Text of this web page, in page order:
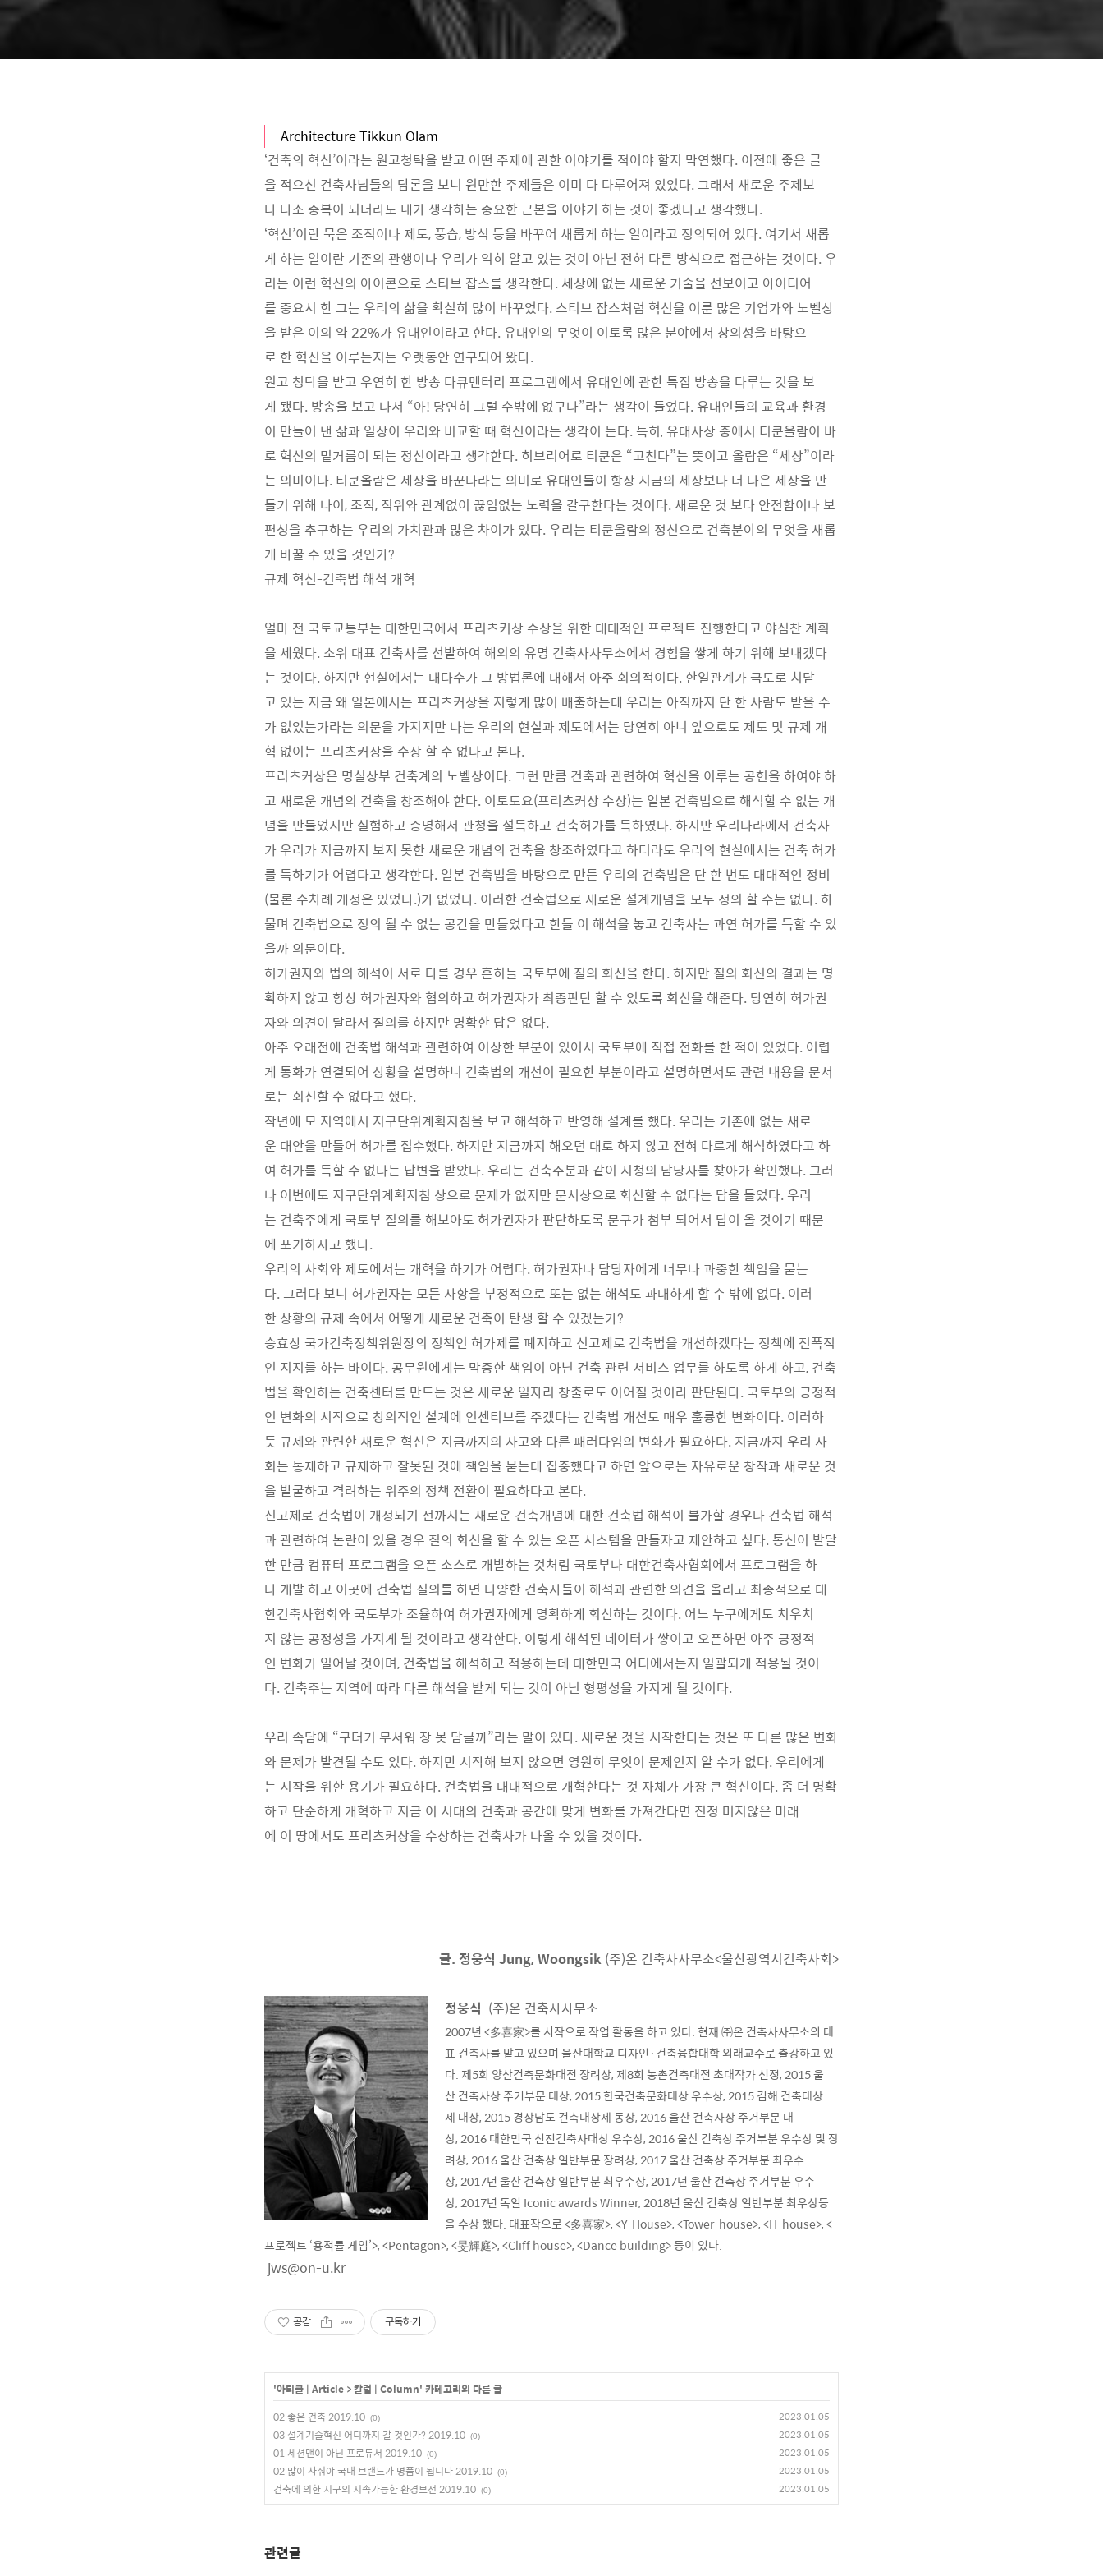
Architecture Tikkun Olam
‘건축의 혁신’이라는 원고청탁을 받고 어떤 주제에 관한 이야기를 적어야 할지 막연했다. 이전에 좋은 글
을 적으신 건축사님들의 담론을 보니 원만한 주제들은 이미 다 다루어져 있었다. 그래서 새로운 주제보
다 다소 중복이 되더라도 내가 생각하는 중요한 근본을 이야기 하는 것이 좋겠다고 생각했다.
‘혁신’이란 묵은 조직이나 제도, 풍습, 방식 등을 바꾸어 새롭게 하는 일이라고 정의되어 있다. 여기서 새롭
게 하는 일이란 기존의 관행이나 우리가 익히 알고 있는 것이 아닌 전혀 다른 방식으로 접근하는 것이다. 우
리는 이런 혁신의 아이콘으로 스티브 잡스를 생각한다. 세상에 없는 새로운 기술을 선보이고 아이디어
를 중요시 한 그는 우리의 삶을 확실히 많이 바꾸었다. 스티브 잡스처럼 혁신을 이룬 많은 기업가와 노벨상
을 받은 이의 약 22%가 유대인이라고 한다. 유대인의 무엇이 이토록 많은 분야에서 창의성을 바탕으
로 한 혁신을 이루는지는 오랫동안 연구되어 왔다.
원고 청탁을 받고 우연히 한 방송 다큐멘터리 프로그램에서 유대인에 관한 특집 방송을 다루는 것을 보
게 됐다. 방송을 보고 나서 “아! 당연히 그럴 수밖에 없구나”라는 생각이 들었다. 유대인들의 교육과 환경
이 만들어 낸 삶과 일상이 우리와 비교할 때 혁신이라는 생각이 든다. 특히, 유대사상 중에서 티쿤올람이 바
로 혁신의 밑거름이 되는 정신이라고 생각한다. 히브리어로 티쿤은 “고친다”는 뜻이고 올람은 “세상”이라
는 의미이다. 티쿤올람은 세상을 바꾼다라는 의미로 유대인들이 항상 지금의 세상보다 더 나은 세상을 만
들기 위해 나이, 조직, 직위와 관계없이 끊임없는 노력을 갈구한다는 것이다. 새로운 것 보다 안전함이나 보
편성을 추구하는 우리의 가치관과 많은 차이가 있다. 우리는 티쿤올람의 정신으로 건축분야의 무엇을 새롭
게 바꿀 수 있을 것인가?
규제 혁신-건축법 해석 개혁
얼마 전 국토교통부는 대한민국에서 프리츠커상 수상을 위한 대대적인 프로젝트 진행한다고 야심찬 계획
을 세웠다. 소위 대표 건축사를 선발하여 해외의 유명 건축사사무소에서 경험을 쌓게 하기 위해 보내겠다
는 것이다. 하지만 현실에서는 대다수가 그 방법론에 대해서 아주 회의적이다. 한일관계가 극도로 치닫
고 있는 지금 왜 일본에서는 프리츠커상을 저렇게 많이 배출하는데 우리는 아직까지 단 한 사람도 받을 수
가 없었는가라는 의문을 가지지만 나는 우리의 현실과 제도에서는 당연히 아니 앞으로도 제도 및 규제 개
혁 없이는 프리츠커상을 수상 할 수 없다고 본다.
프리츠커상은 명실상부 건축계의 노벨상이다. 그런 만큼 건축과 관련하여 혁신을 이루는 공헌을 하여야 하
고 새로운 개념의 건축을 창조해야 한다. 이토도요(프리츠커상 수상)는 일본 건축법으로 해석할 수 없는 개
념을 만들었지만 실험하고 증명해서 관청을 설득하고 건축허가를 득하였다. 하지만 우리나라에서 건축사
가 우리가 지금까지 보지 못한 새로운 개념의 건축을 창조하였다고 하더라도 우리의 현실에서는 건축 허가
를 득하기가 어렵다고 생각한다. 일본 건축법을 바탕으로 만든 우리의 건축법은 단 한 번도 대대적인 정비
(물론 수차례 개정은 있었다.)가 없었다. 이러한 건축법으로 새로운 설계개념을 모두 정의 할 수는 없다. 하
물며 건축법으로 정의 될 수 없는 공간을 만들었다고 한들 이 해석을 놓고 건축사는 과연 허가를 득할 수 있
을까 의문이다.
허가권자와 법의 해석이 서로 다를 경우 흔히들 국토부에 질의 회신을 한다. 하지만 질의 회신의 결과는 명
확하지 않고 항상 허가권자와 협의하고 허가권자가 최종판단 할 수 있도록 회신을 해준다. 당연히 허가권
자와 의견이 달라서 질의를 하지만 명확한 답은 없다.
아주 오래전에 건축법 해석과 관련하여 이상한 부분이 있어서 국토부에 직접 전화를 한 적이 있었다. 어렵
게 통화가 연결되어 상황을 설명하니 건축법의 개선이 필요한 부분이라고 설명하면서도 관련 내용을 문서
로는 회신할 수 없다고 했다.
작년에 모 지역에서 지구단위계획지침을 보고 해석하고 반영해 설계를 했다. 우리는 기존에 없는 새로
운 대안을 만들어 허가를 접수했다. 하지만 지금까지 해오던 대로 하지 않고 전혀 다르게 해석하였다고 하
여 허가를 득할 수 없다는 답변을 받았다. 우리는 건축주분과 같이 시청의 담당자를 찾아가 확인했다. 그러
나 이번에도 지구단위계획지침 상으로 문제가 없지만 문서상으로 회신할 수 없다는 답을 들었다. 우리
는 건축주에게 국토부 질의를 해보아도 허가권자가 판단하도록 문구가 첨부 되어서 답이 올 것이기 때문
에 포기하자고 했다.
우리의 사회와 제도에서는 개혁을 하기가 어렵다. 허가권자나 담당자에게 너무나 과중한 책임을 묻는
다. 그러다 보니 허가권자는 모든 사항을 부정적으로 또는 없는 해석도 과대하게 할 수 밖에 없다. 이러
한 상황의 규제 속에서 어떻게 새로운 건축이 탄생 할 수 있겠는가?
승효상 국가건축정책위원장의 정책인 허가제를 폐지하고 신고제로 건축법을 개선하겠다는 정책에 전폭적
인 지지를 하는 바이다. 공무원에게는 막중한 책임이 아닌 건축 관련 서비스 업무를 하도록 하게 하고, 건축
법을 확인하는 건축센터를 만드는 것은 새로운 일자리 창출로도 이어질 것이라 판단된다. 국토부의 긍정적
인 변화의 시작으로 창의적인 설계에 인센티브를 주겠다는 건축법 개선도 매우 훌륭한 변화이다. 이러하
듯 규제와 관련한 새로운 혁신은 지금까지의 사고와 다른 패러다임의 변화가 필요하다. 지금까지 우리 사
회는 통제하고 규제하고 잘못된 것에 책임을 묻는데 집중했다고 하면 앞으로는 자유로운 창작과 새로운 것
을 발굴하고 격려하는 위주의 정책 전환이 필요하다고 본다.
신고제로 건축법이 개정되기 전까지는 새로운 건축개념에 대한 건축법 해석이 불가할 경우나 건축법 해석
과 관련하여 논란이 있을 경우 질의 회신을 할 수 있는 오픈 시스템을 만들자고 제안하고 싶다. 통신이 발달
한 만큼 컴퓨터 프로그램을 오픈 소스로 개발하는 것처럼 국토부나 대한건축사협회에서 프로그램을 하
나 개발 하고 이곳에 건축법 질의를 하면 다양한 건축사들이 해석과 관련한 의견을 올리고 최종적으로 대
한건축사협회와 국토부가 조율하여 허가권자에게 명확하게 회신하는 것이다. 어느 누구에게도 치우치
지 않는 공정성을 가지게 될 것이라고 생각한다. 이렇게 해석된 데이터가 쌓이고 오픈하면 아주 긍정적
인 변화가 일어날 것이며, 건축법을 해석하고 적용하는데 대한민국 어디에서든지 일괄되게 적용될 것이
다. 건축주는 지역에 따라 다른 해석을 받게 되는 것이 아닌 형평성을 가지게 될 것이다.
우리 속담에 “구더기 무서워 장 못 담글까”라는 말이 있다. 새로운 것을 시작한다는 것은 또 다른 많은 변화
와 문제가 발견될 수도 있다. 하지만 시작해 보지 않으면 영원히 무엇이 문제인지 알 수가 없다. 우리에게
는 시작을 위한 용기가 필요하다. 건축법을 대대적으로 개혁한다는 것 자체가 가장 큰 혁신이다. 좀 더 명확
하고 단순하게 개혁하고 지금 이 시대의 건축과 공간에 맞게 변화를 가져간다면 진정 머지않은 미래
에 이 땅에서도 프리츠커상을 수상하는 건축사가 나올 수 있을 것이다.
글. 정웅식 Jung, Woongsik (주)온 건축사사무소<울산광역시건축사회>
정웅식 (주)온 건축사사무소
2007년 <多喜家>를 시작으로 작업 활동을 하고 있다. 현재 ㈜온 건축사사무소의 대
표 건축사를 맡고 있으며 울산대학교 디자인·건축융합대학 외래교수로 출강하고 있
다. 제5회 양산건축문화대전 장려상, 제8회 농촌건축대전 초대작가 선정, 2015 울
산 건축사상 주거부문 대상, 2015 한국건축문화대상 우수상, 2015 김해 건축대상
제 대상, 2015 경상남도 건축대상제 동상, 2016 울산 건축사상 주거부문 대
상, 2016 대한민국 신진건축사대상 우수상, 2016 울산 건축상 주거부분 우수상 및 장
려상, 2016 울산 건축상 일반부문 장려상, 2017 울산 건축상 주거부분 최우수
상, 2017년 울산 건축상 일반부분 최우수상, 2017년 울산 건축상 주거부분 우수
상, 2017년 독일 Iconic awards Winner, 2018년 울산 건축상 일반부분 최우상등
을 수상 했다. 대표작으로 <多喜家>, <Y-House>, <Tower-house>, <H-house>, <
프로젝트 ‘용적률 게임’>, <Pentagon>, <旻輝庭>, <Cliff house>, <Dance building> 등이 있다.
jws@on-u.kr
공감 구독하기
'아티클 | Article >칼럼 | Column' 카테고리의 다른 글
02 좋은 건축 2019.10 (0) 2023.01.05
03 설계기술혁신 어디까지 갈 것인가? 2019.10 (0) 2023.01.05
01 세션맨이 아닌 프로듀서 2019.10 (0) 2023.01.05
02 많이 사줘야 국내 브랜드가 명품이 됩니다 2019.10 (0) 2023.01.05
건축에 의한 지구의 지속가능한 환경보전 2019.10 (0) 2023.01.05
관련글